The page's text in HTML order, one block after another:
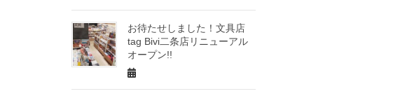
お待たせしました！文具店
tag Bivi二条店リニューアル
オープン!!